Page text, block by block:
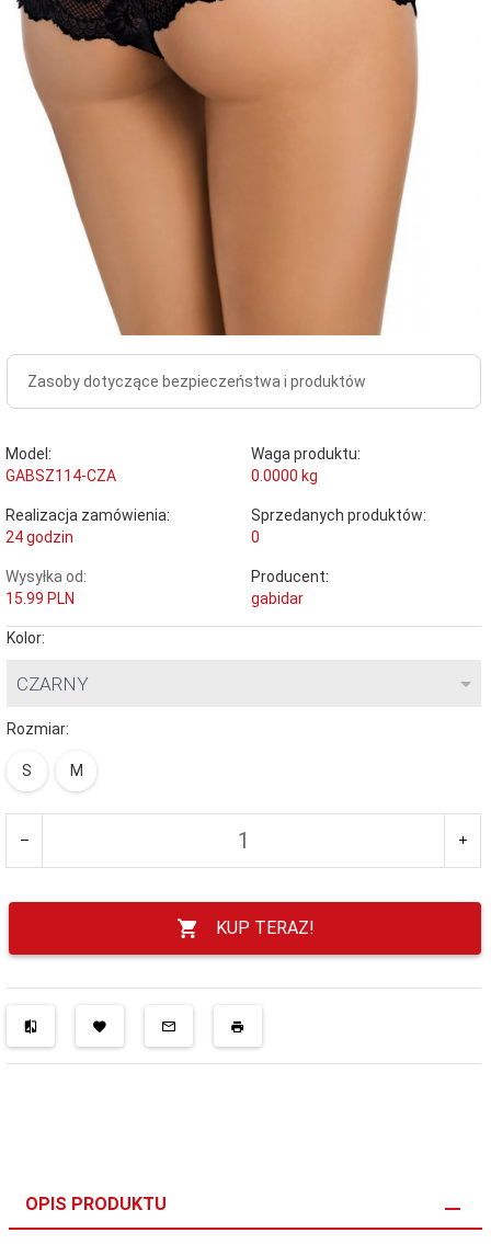
Zasoby dotyczące bezpieczeństwa i produktów
Model:
GABSZ114-CZA
Waga produktu:
0.0000 kg
Realizacja zamówienia:
24 godzin
Sprzedanych produktów:
0
Wysyłka od:
15.99 PLN
Producent:
gabidar
Kolor:
CZARNY
Rozmiar:
S M
KUP TERAZ!
OPIS PRODUKTU